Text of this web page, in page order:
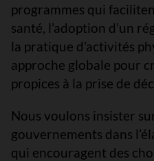
programmes qui
santé, l’adoption d’un
la pratique d’activités
approche globale pour
propices à la prise de
Nous voulons insister
gouvernements dans
qui encouragent des